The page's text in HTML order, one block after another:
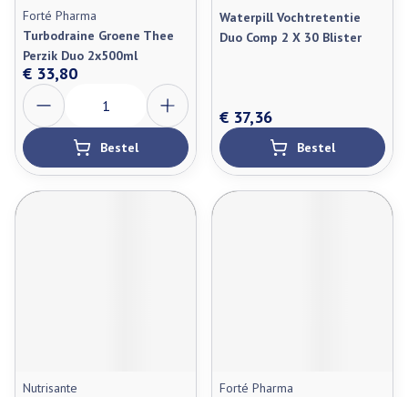
Forté Pharma
Turbodraine Groene Thee
Perzik Duo 2x500ml
€ 33,80
Aantal
Bestel
Waterpill Vochtretentie
Duo Comp 2 X 30 Blister
€ 37,36
Bestel
Nutrisante
Forté Pharma